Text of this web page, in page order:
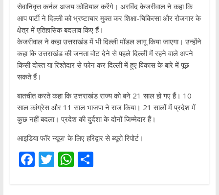
सेवानिवृत्त कर्नल अजय कोठियाल करेंगे। अरविंद केजरीवाल ने कहा कि
आप पार्टी ने दिल्ली को भ्रष्टाचार मुक्त कर शिक्षा-चिकित्सा और रोजगार के
क्षेत्र में एतिहासिक बदलाव किए हैं।
केजरीवाल ने कहा उत्तराखंड में भी दिल्ली मॉडल लागू किया जाएगा। उन्होंने
कहा कि उत्तराखंड की जनता वोट देने से पहले दिल्ली में रहने वाले अपने
किसी दोस्त या रिश्तेदार से फोन कर दिल्ली में हुए विकास के बारे में पूछ
सकते हैं।
बातचीत करते कहा कि उत्तराखंड राज्य को बने 21 साल हो गए हैं। 10
साल कांग्रेस और 11 साल भाजपा ने राज किया। 21 सालों में प्रदेश में
कुछ नहीं बदला। प्रदेश की दुर्दशा के दोनों जिम्मेदार हैं।
आइडिया फॉर न्यूज़’ के लिए हरिद्वार से ब्यूरो रिपोर्ट।
F T W S